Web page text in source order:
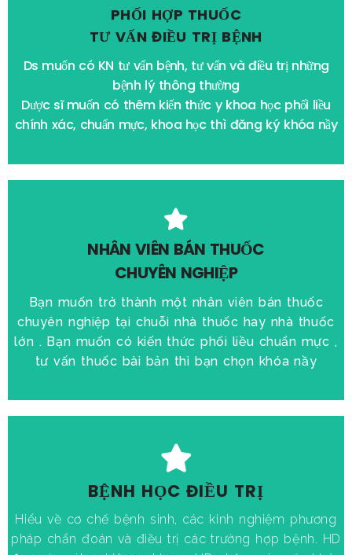
PHỐI HỢP THUỐC
TƯ VẤN ĐIỀU TRỊ BỆNH
Ds muốn có KN tư vấn bệnh, tư vấn và điều trị những
bệnh lý thông thường
Dược sĩ muốn có thêm kiến thức y khoa học phối liều
chính xác, chuẩn mực, khoa học thì đăng ký khóa nầy
Quyền lợi học viên
Giới thiệu việc làm tại các hệ thống phòng khám sau tốt
nghiệp khóa
Hổ trợ thủ tục CCHN
NHÂN VIÊN BÁN THUỐC
CHUYÊN NGHIỆP
Bạn muốn trở thành một nhân viên bán thuốc
chuyên nghiệp tại chuỗi nhà thuốc hay nhà thuốc
lớn . Bạn muốn có kiến thức phối liều chuẩn mực ,
tư vấn thuốc bài bản thì bạn chọn khóa nầy
Quyền lợi học viên khóa Nhân viên bán
thuốc
Giới thiệu việc làm sau tốt nghiệp
Chứng nhận khóa học
Xem thêm
BỆNH HỌC ĐIỀU TRỊ
Hiểu về cơ chế bệnh sinh, các kinh nghiệm phương
pháp chẩn đoán và điều trị các trường hợp bệnh. HD
Việc làm tư vấn bán thuốc
Hổ trợ thủ tục CCHN
Xem thêm